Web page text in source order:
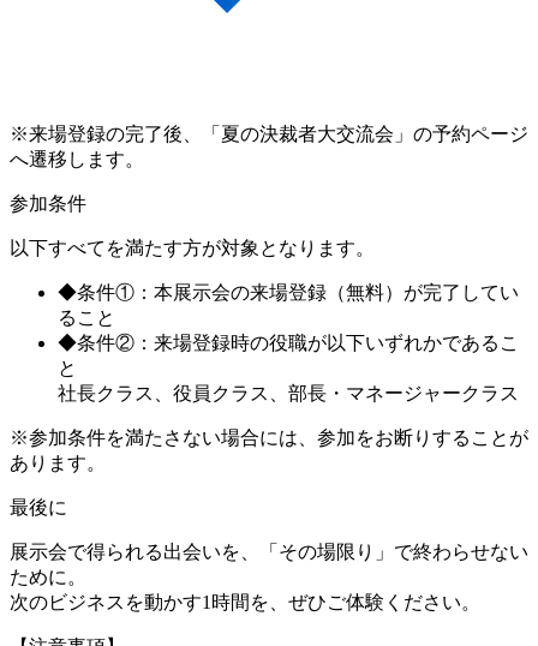
※来場登録の完了後、「夏の決裁者大交流会」の予約ページ
へ遷移します。
参加条件
以下すべてを満たす方が対象となります。
◆条件①：本展示会の来場登録（無料）が完了してい
ること
◆条件②：来場登録時の役職が以下いずれかであるこ
と
社長クラス、役員クラス、部長・マネージャークラス
※参加条件を満たさない場合には、参加をお断りすることが
あります。
最後に
展示会で得られる出会いを、「その場限り」で終わらせない
ために。
次のビジネスを動かす1時間を、ぜひご体験ください。